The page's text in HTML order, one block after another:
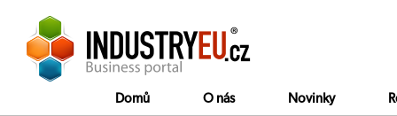
Domů O nás Novinky